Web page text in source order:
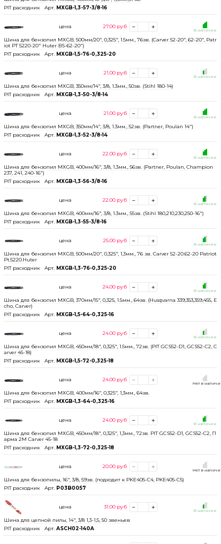
PIT расходник
Арт. MXGB-1,3-57-3/8-16
Шина для бензопил МХGB, 500мм/20", 0,325", 1.5мм., 76зв. (Carver 52-20", 62-20", Patr
iot PT 5220-20" Huter BS-62-20")
PIT расходник
Арт. MXGB-1,5-76-0,325-20
В наличии
цена 27.00 руб
Шина для бензопил МХGB, 350мм/14", 3/8, 1.3мм., 50зв. (Stihl 180-14)
PIT расходник
Арт. MXGB-1,3-50-3/8-14
В наличии
цена 21.00 руб
Шина для бензопил МХGB, 350мм/14", 3/8, 1.3мм., 52зв. (Partner, Poulan 14")
PIT расходник
Арт. MXGB-1,3-52-3/8-14
В наличии
цена 21.00 руб
Шина для бензопил МХGB, 400мм/16", 3/8, 1.3мм., 56зв. (Partner, Poulan, Champion
237, 241, 240-16")
PIT расходник
Арт. MXGB-1,3-56-3/8-16
В наличии
цена 22.00 руб
Шина для бензопил МХGB, 400мм/16", 3/8, 1.3мм., 55зв. (Stihl 180,210,230,250-16")
PIT расходник
Арт. MXGB-1,3-55-3/8-16
В наличии
цена 22.00 руб
Шина для бензопил МХGB, 500мм/20", 0,325", 1,3мм., 76 зв. Carver 52-20.62-20 Patriot
Pt.5220.Huter
PIT расходник
Арт. MXGB-1,3-76-0,325-20
В наличии
цена 25.00 руб
Шина для бензопил МХGB, 370мм/15", 0,325, 1.5мм., 64зв. (Husqvarna 339,353,359,455, E
cho, Carver)
PIT расходник
Арт. MXGB-1,5-64-0,325-16
В наличии
цена 24.00 руб
Шина для бензопил МХGB, 450мм/18", 0,325", 1.5мм., 72зв. (PIT GCS52-D1, GCS52-C2, C
arver 45-18)
PIT расходник
Арт. MXGB-1,5-72-0,325-18
В наличии
цена 24.00 руб
Шина для бензопил МХGB, 400мм/16", 0,325", 1,3мм., 64зв.
PIT расходник
Арт. MXGB-1,3-64-0,325-16
Нет в
цена 24.00 руб
Шина для бензопил МХGB, 450мм/18", 0,325", 1,3мм., 72зв. PIT GCS52-D1, GCS52-C2, П
арма 2М Carver 45-18
PIT расходник
Арт. MXGB-1,3-72-0,325-18
В наличии
цена 24.00 руб
Шина для бензопилы, 16", 3/8, 59зв. (подходит к PKE405-C4, PKE405-C5)
PIT расходник
Арт. P03B0057
Нет в
цена 20.00 руб
Шина для цепной пилы, 14", 3/8 1,3-1,5, 50 звеньев
PIT расходник
Арт. ASCH02-140A
В наличии
цена 31.00 руб